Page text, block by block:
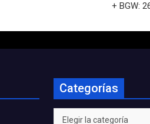
+ BGW:
Categorías
Categorías